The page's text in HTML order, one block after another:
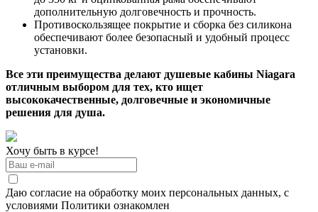
дополнительную долговечность и прочность.
Противоскользящее покрытие и сборка без силикона
обеспечивают более безопасный и удобный процесс
установки.
Все эти преимущества делают душевые кабины Niagara
отличным выбором для тех, кто ищет
высококачественные, долговечные и экономичные
решения для душа.
Хочу быть в курсе!
Даю согласие на обработку моих персональных данных, с
условиями Политики ознакомлен